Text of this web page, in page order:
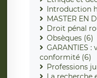
Introduction
MASTER EN
Droit pénal
Obsèques (6)
GARANTIES :
conformité (6)
Professions